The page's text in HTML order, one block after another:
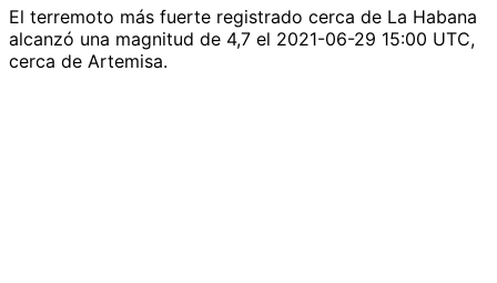
El terremoto más fuerte registrado cerca de La Habana
alcanzó una magnitud de 4,7 el 2021-06-29 15:00 UTC,
cerca de Artemisa.